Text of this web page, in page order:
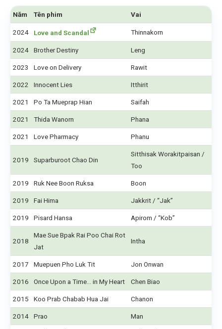
Năm Tên phim Vai
2024 Love and Scandal Thinnakorn
2024 Brother Destiny Leng
2023 Love on Delivery Rawit
2022 Innocent Lies Itthirit
2021 Po Ta Mueprap Hian Saifah
2021 Thida Wanorn Phana
2021 Love Pharmacy Phanu
2019 Suparburoot Chao Din
Sitthisak Worakitpaisan /
Too
2019 Ruk Nee Boon Ruksa Boon
2019 Fai Hima Jakkrit / “Jak”
2019 Pisard Hansa Apirom / “Kob”
2018
Mae Sue Bpak Rai Poo Chai Rot
Jat
Intha
2017 Muepuen Pho Luk Tit Jon Onwan
2016 Once Upon a Time… in My Heart Chen Biao
2015 Koo Prab Chabab Hua Jai Chanon
2014 Prao Man